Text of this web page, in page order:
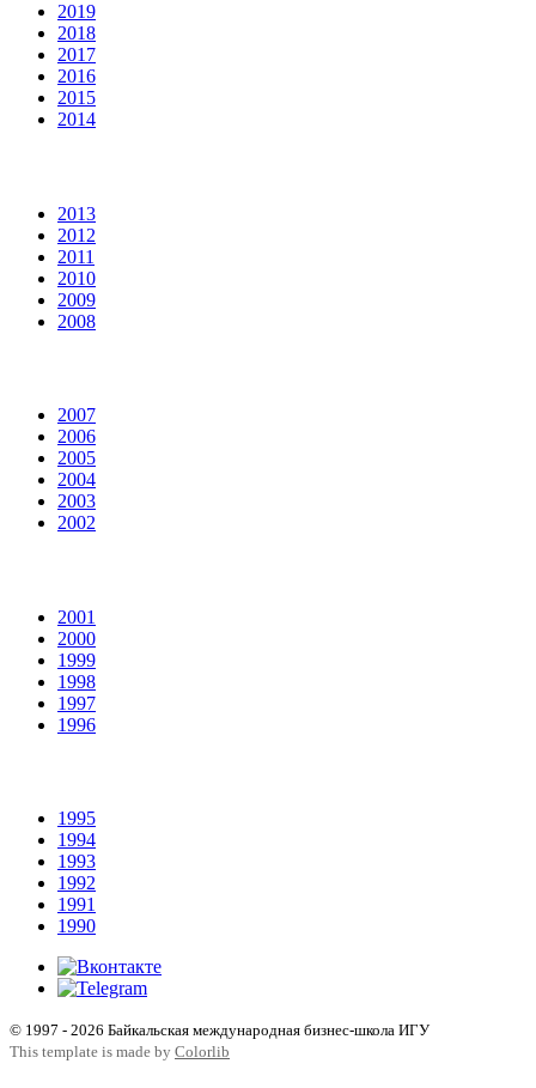
2019
2018
2017
2016
2015
2014
2013
2012
2011
2010
2009
2008
2007
2006
2005
2004
2003
2002
2001
2000
1999
1998
1997
1996
1995
1994
1993
1992
1991
1990
© 1997 - 2026 Байкальская международная бизнес-школа ИГУ
This template is made by Colorlib